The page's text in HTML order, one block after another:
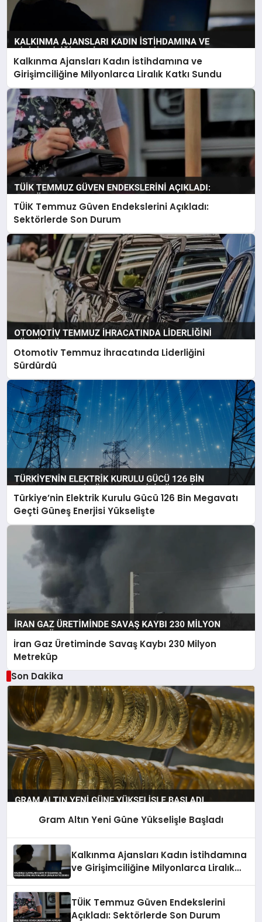
Kalkınma Ajansları Kadın İstihdamına ve
Girişimciliğine Milyonlarca Liralık Katkı Sundu
TÜİK Temmuz Güven Endekslerini Açıkladı:
Sektörlerde Son Durum
Otomotiv Temmuz İhracatında Liderliğini
Sürdürdü
Türkiye’nin Elektrik Kurulu Gücü 126 Bin Megavatı
Geçti Güneş Enerjisi Yükselişte
İran Gaz Üretiminde Savaş Kaybı 230 Milyon
Metreküp
Son Dakika
Gram Altın Yeni Güne Yükselişle Başladı
Kalkınma Ajansları Kadın İstihdamına
ve Girişimciliğine Milyonlarca Liralık
TÜİK Temmuz Güven Endekslerini
Açıkladı: Sektörlerde Son Durum